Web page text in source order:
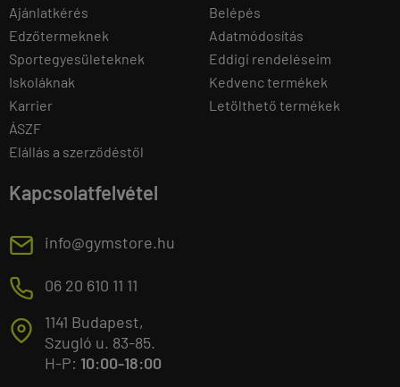
Ajánlatkérés
Edzőtermeknek
Sportegyesületeknek
Iskoláknak
Karrier
ÁSZF
Elállás a szerződéstől
Belépés
Adatmódosítás
Eddigi rendeléseim
Kedvenc termékek
Letölthető termékek
Kapcsolatfelvétel
E info@gymstore.hu
M 06 20 610 11 11
T
1141 Budapest,
Szugló u. 83-85.
H-P: 10:00-18:00